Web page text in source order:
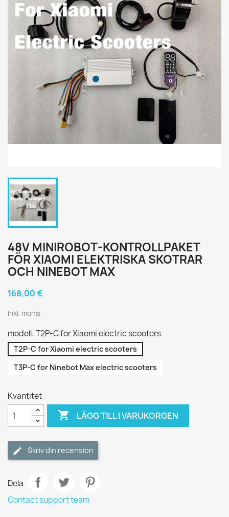
48V MINIROBOT-KONTROLLPAKET
FÖR XIAOMI ELEKTRISKA SKOTRAR
OCH NINEBOT MAX
168,00 €
Inkl. moms
modell: T2P-C for Xiaomi electric scooters
T2P-C for Xiaomi electric scooters
T3P-C for Ninebot Max electric scooters
Kvantitet
 LÄGG TILL I VARUKORGEN
Skriv din recension
Dela
Contact support team